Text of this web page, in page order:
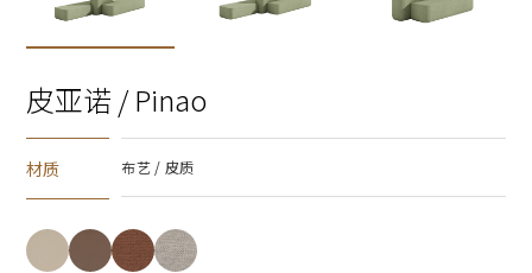
皮亚诺 / Pinao
材质 布艺 / 皮质